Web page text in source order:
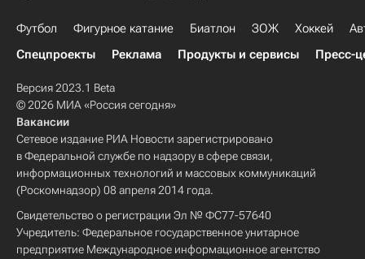
Футбол Фигурное катание Биатлон ЗОЖ Хоккей
Спецпроекты
Реклама Продукты и сервисы Пресс-
Версия 2023.1 Beta
© 2026 МИА «Россия сегодня»
Вакансии
Сетевое издание РИА Новости зарегистрировано
в Федеральной службе по надзору в сфере связи,
информационных технологий и массовых коммуникаций
(Роскомнадзор) 08 апреля 2014 года.
Свидетельство о регистрации Эл № ФС77-57640
Учредитель: Федеральное государственное унитарное
предприятие Международное информационное агентство